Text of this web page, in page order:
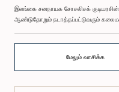
இலங்கை சனநாயக சோசலிசக்
ஆண்டுதோறும் நடாத்தப்பட்டுவரும்
மேலும் வாசிக்க